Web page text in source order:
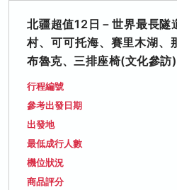
北疆超值12日－世界最長隧
村、可可托海、賽里木湖、
布魯克、三排座椅(文化參訪)
行程編號
參考出發日期
出發地
最低成行人數
機位狀況
商品評分